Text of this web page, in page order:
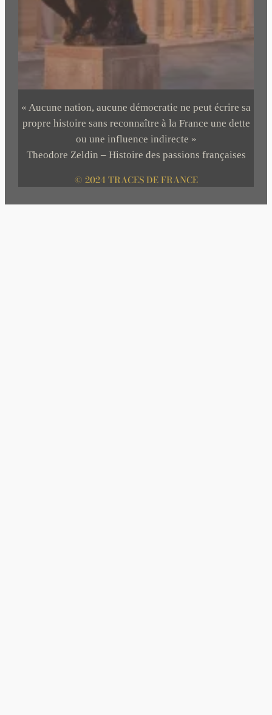
« Aucune nation, aucune démocratie ne peut écrire sa
propre histoire sans reconnaître à la France une dette
ou une influence indirecte »
Theodore Zeldin – Histoire des passions françaises
© 2024 TRACES DE FRANCE